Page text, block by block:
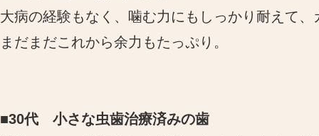
大病の経験もなく、噛む力にもしっかり耐えて、
まだまだこれから余力もたっぷり。
■30代 小さな虫歯治療済みの歯